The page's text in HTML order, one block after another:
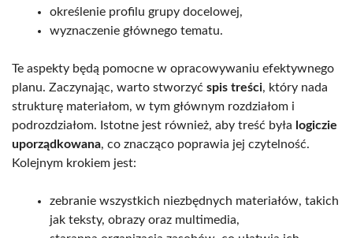
określenie profilu grupy docelowej,
wyznaczenie głównego tematu.
Te aspekty będą pomocne w opracowywaniu efektywnego
planu. Zaczynając, warto stworzyć spis treści, który nada
strukturę materiałom, w tym głównym rozdziałom i
podrozdziałom. Istotne jest również, aby treść była logiczie
uporządkowana, co znacząco poprawia jej czytelność.
Kolejnym krokiem jest:
zebranie wszystkich niezbędnych materiałów, takich
jak teksty, obrazy oraz multimedia,